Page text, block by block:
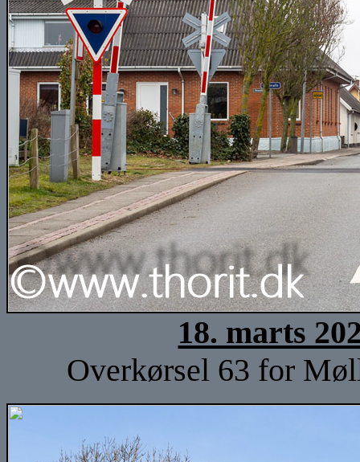
18. marts
Overkørsel 63 for